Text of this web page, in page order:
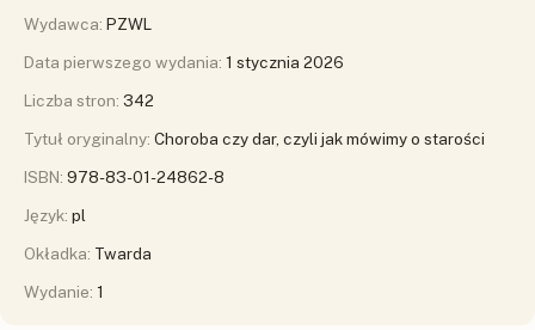
Wydawca: PZWL
Data pierwszego wydania: 1 stycznia 2026
Liczba stron: 342
Tytuł oryginalny: Choroba czy dar, czyli jak mówimy o starości
ISBN: 978-83-01-24862-8
Język: pl
Okładka: Twarda
Wydanie: 1